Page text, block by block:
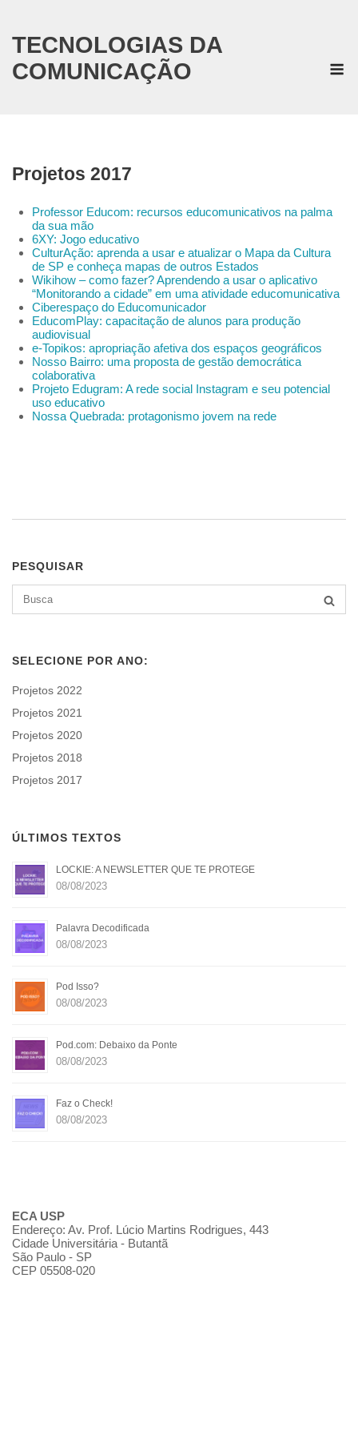
TECNOLOGIAS DA
COMUNICAÇÃO
Projetos 2017
Professor Educom: recursos educomunicativos na palma
da sua mão
6XY: Jogo educativo
CulturAção: aprenda a usar e atualizar o Mapa da Cultura
de SP e conheça mapas de outros Estados
Wikihow – como fazer? Aprendendo a usar o aplicativo
“Monitorando a cidade” em uma atividade educomunicativa
Ciberespaço do Educomunicador
EducomPlay: capacitação de alunos para produção
audiovisual
e-Topikos: apropriação afetiva dos espaços geográficos
Nosso Bairro: uma proposta de gestão democrática
colaborativa
Projeto Edugram: A rede social Instagram e seu potencial
uso educativo
Nossa Quebrada: protagonismo jovem na rede
PESQUISAR
for:
BUSCA
SELECIONE POR ANO:
Projetos 2022
Projetos 2021
Projetos 2020
Projetos 2018
Projetos 2017
ÚLTIMOS TEXTOS
LOCKIE: A NEWSLETTER QUE TE PROTEGE
08/08/2023
Palavra Decodificada
08/08/2023
Pod Isso?
08/08/2023
Pod.com: Debaixo da Ponte
08/08/2023
Faz o Check!
08/08/2023
ECA USP
Endereço: Av. Prof. Lúcio Martins Rodrigues, 443
Cidade Universitária - Butantã
São Paulo - SP
CEP 05508-020